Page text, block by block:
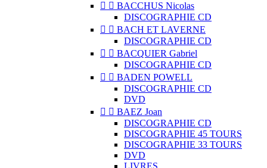
  BACCHUS Nicolas
DISCOGRAPHIE CD
  BACH ET LAVERNE
DISCOGRAPHIE CD
  BACQUIER Gabriel
DISCOGRAPHIE CD
  BADEN POWELL
DISCOGRAPHIE CD
DVD
  BAEZ Joan
DISCOGRAPHIE CD
DISCOGRAPHIE 45 TOURS
DISCOGRAPHIE 33 TOURS
DVD
LIVRES